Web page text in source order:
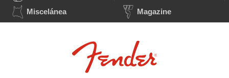
Miscelánea Magazine